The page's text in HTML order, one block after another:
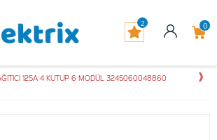
0
2
125A 4 KUTUP 6 MODÜL 3245060048860